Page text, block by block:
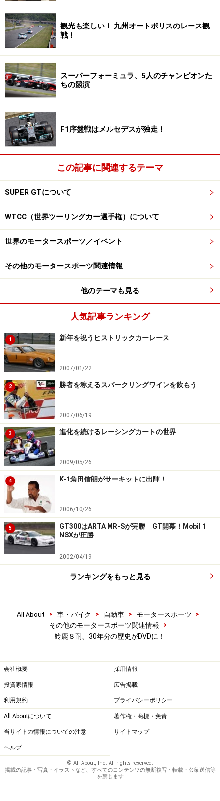
観光も楽しい！ 九州オートポリスのレース観
戦！
スーパーフォーミュラ、5人のチャンピオンた
ちの競演
F1序盤戦はメルセデスが独走！
この記事に関連するテーマ
SUPER GTについて
WTCC（世界ツーリングカー選手権）について
世界のモータースポーツ／イベント
その他のモータースポーツ関連情報
他のテーマも見る
人気記事ランキング
1 新年を祝うヒストリックカーレース
2007/01/22
2 勝者を称えるスパークリングワインを飲もう
2007/06/19
3 進化を続けるレーシングカートの世界
2009/05/26
4 K-1角田信朗がサーキットに出陣！
2006/10/26
5
GT300はARTA MR-Sが完勝 GT開幕！Mobil 1
NSXが圧勝
2002/04/19
ランキングをもっと見る
All About > 車・バイク > 自動車 > モータースポーツ
>
その他のモータースポーツ関連情報
>
鈴鹿８耐、30年分の歴史がDVDに！
会社概要 採用情報
投資家情報 広告掲載
利用規約 プライバシーポリシー
All Aboutについて 著作権・商標・免責
当サイトの情報についての注意 サイトマップ
ヘルプ
© All About, Inc. All rights reserved.
掲載の記事・写真・イラストなど、すべてのコンテンツの無断複写・転載・公衆送信等
を禁じます